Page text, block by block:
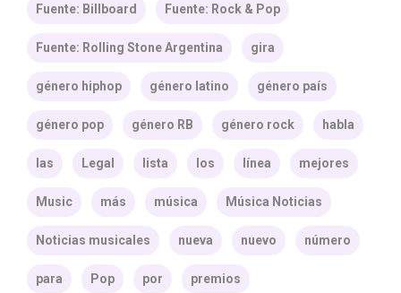
Fuente: Billboard Fuente: Rock & Pop
Fuente: Rolling Stone Argentina gira
género hiphop género latino género país
género pop género RB género rock habla
las Legal lista los línea mejores
Music más música Música Noticias
Noticias musicales nueva nuevo número
para Pop por premios